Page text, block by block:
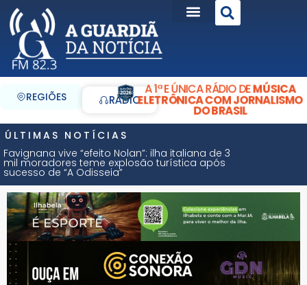
REGIÕES RÁDIO
A 1ª E ÚNICA RÁDIO DEMÚSICA
ELETRÔNICA COM JORNALISMO
DO BRASIL
ÚLTIMAS NOTÍCIAS
Favignana vive “efeito Nolan”: ilha italiana de 3
mil moradores teme explosão turística após
sucesso de “A Odisseia”